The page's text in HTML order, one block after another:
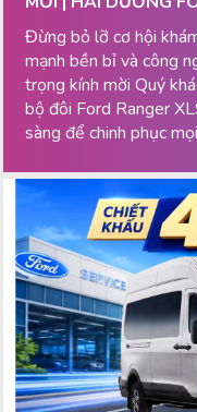
Đừng bỏ lỡ cơ hội
mạnh bền bỉ và công
trọng kính mời Quý
bộ đôi Ford Ranger
sàng để chinh phục